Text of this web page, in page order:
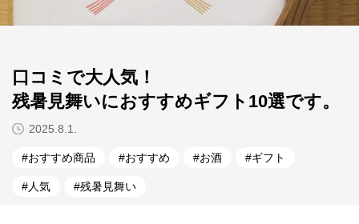
口コミで大人気！
残暑見舞いにおすすめギフト10選です。
2025.8.1.
おすすめ商品 おすすめ お酒 ギフト
人気 残暑見舞い